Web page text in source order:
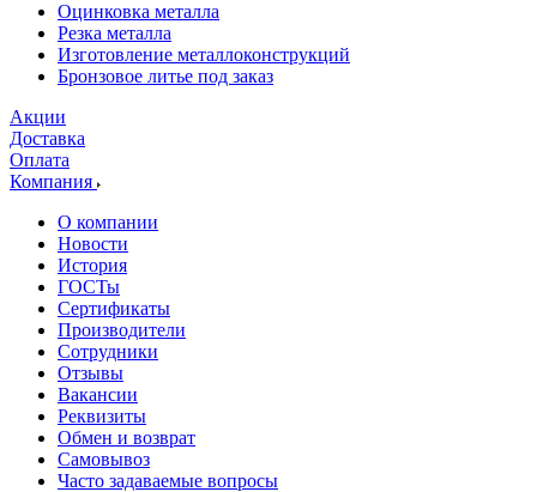
Оцинковка металла
Резка металла
Изготовление металлоконструкций
Бронзовое литье под заказ
Акции
Доставка
Оплата
Компания
О компании
Новости
История
ГОСТы
Сертификаты
Производители
Сотрудники
Отзывы
Вакансии
Реквизиты
Обмен и возврат
Самовывоз
Часто задаваемые вопросы